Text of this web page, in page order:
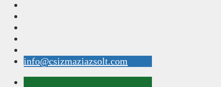
info@csizmaziazsolt.com